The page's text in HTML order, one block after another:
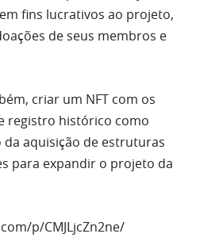
fins lucrativos ao projeto,
de seus membros e
criar um NFT com os
registro histórico como
aquisição de estruturas
para expandir o projeto da
p/CMJLjcZn2ne/